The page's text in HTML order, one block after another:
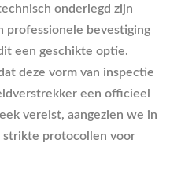
onderlegd zijn
professionele bevestiging
een geschikte optie.
deze vorm van inspectie
een officieel
vereist, aangezien we in
strikte protocollen voor